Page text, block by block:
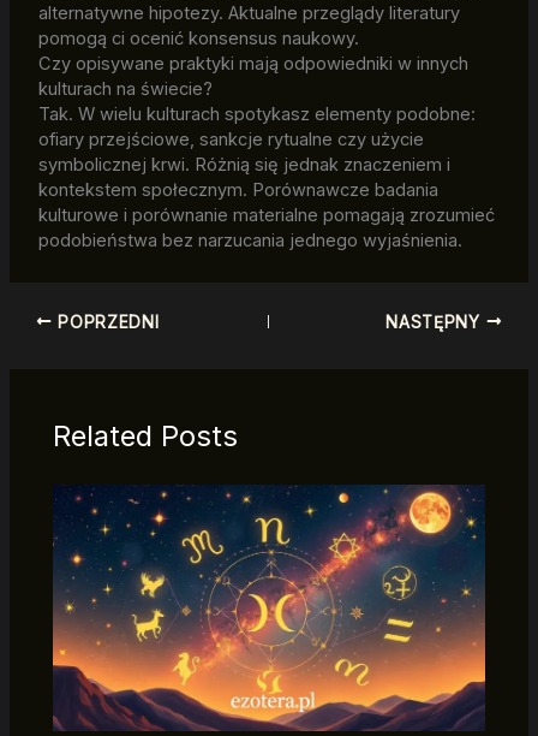
alternatywne hipotezy. Aktualne przeglądy literatury
pomogą ci ocenić konsensus naukowy.
Czy opisywane praktyki mają odpowiedniki w innych
kulturach na świecie?
Tak. W wielu kulturach spotykasz elementy podobne:
ofiary przejściowe, sankcje rytualne czy użycie
symbolicznej krwi. Różnią się jednak znaczeniem i
kontekstem społecznym. Porównawcze badania
kulturowe i porównanie materialne pomagają zrozumieć
podobieństwa bez narzucania jednego wyjaśnienia.
POPRZEDNI NASTĘPNY
Related Posts